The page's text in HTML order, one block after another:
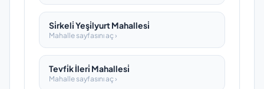
Si̇rkeli̇ Yeşi̇lyurt Mahallesi̇
Mahalle sayfasını aç ›
Tevfi̇k İleri̇ Mahallesi̇
Mahalle sayfasını aç ›